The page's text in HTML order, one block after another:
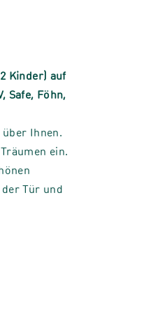
Kinder) auf
Safe, Föhn,
Ihnen.
ein.
Tür und